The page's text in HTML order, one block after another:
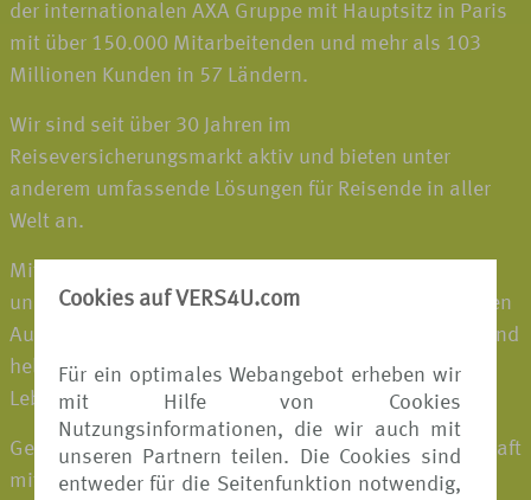
Cookies auf VERS4U.com
Für ein optimales Webangebot erheben wir
mit Hilfe von Cookies
Nutzungsinformationen, die wir auch mit
unseren Partnern teilen. Die Cookies sind
entweder für die Seitenfunktion notwendig,
der internationalen AXA Gruppe mit Hauptsitz in Paris
mit über 150.000 Mitarbeitenden und mehr als 103
Millionen Kunden in 57 Ländern.
Wir sind seit über 30 Jahren im
Reiseversicherungsmarkt aktiv und bieten unter
anderem umfassende Lösungen für Reisende in aller
Welt an.
Mit unseren innovativen Produkten unterstützen wir
unsere Business-Partner bei einer zukunftsorientierten
Ausrichtung ihres Produkt- und Leistungsportfolios und
helfen den Endkunden weltweit in schwierigen
Lebenssituationen – zu Hause und unterwegs.
Gemeinsam und durch die Verbindung von Leidenschaft
mit fortschrittlichem Know-how schaffen wir